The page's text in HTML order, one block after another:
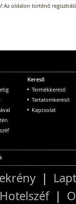
Az oldalon történő
Kereső
Termékkereső
Tartalomkereső
Kapcsolat
|
Hotelszéf|